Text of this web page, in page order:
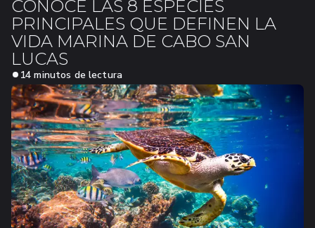
CONOCE LAS 8 ESPECIES
PRINCIPALES QUE DEFINEN LA
VIDA MARINA DE CABO SAN
LUCAS
14 minutos de lectura